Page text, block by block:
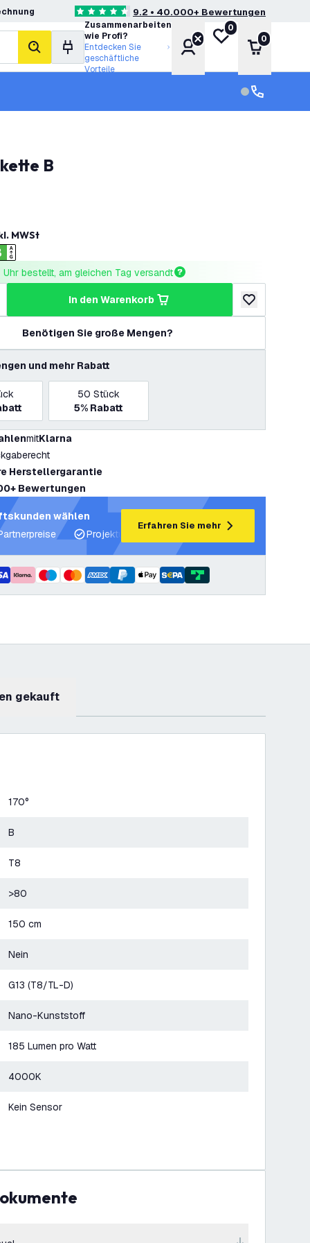
4.6 Bewertungssterne9.2 • 40.000+ Bewertungen
Suche
Zusammenarbeiten
wie Profi?
Entdecken Sie
geschäftliche
Vorteile
Konto
Meine Wunschliste
0
Warenkorb
0
B
MWSt
bestellt, am gleichen Tag versandt
erhöhenin den Warenkorb
zur
Benötigen Sie große Mengen?
und mehr Rabatt
50 Stück
5% Rabatt
mitKlarna
Herstellergarantie
Bewertungen
wählen
Projektunterstützung und Lichtpläne
Erfahren Sie mehr
gekauft
170°
B
T8
>80
150 cm
Nein
G13 (T8/TL-D)
Nano-Kunststoff
185 Lumen pro Watt
4000K
Kein Sensor